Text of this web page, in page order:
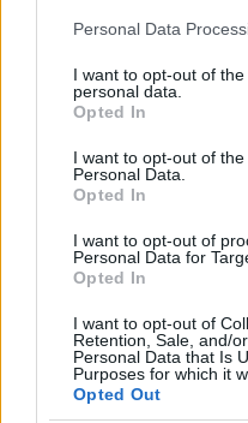
Please note that this
not limited to your visit or
grant or deny consent to
use your data for below
consent section.
Personal Data
I want to opt-out of
personal data.
Opted In
I want to opt-out of
Personal Data.
Opted In
I want to opt-out of
Personal Data for
Opted In
I want to opt-out of
Retention, Sale, and/
Personal Data that Is
Purposes for which it
Opted Out
Condividi l'articolo
F
a
ce
b
o
o
k
T
w
it
te
r
Pi
n
te
re
st
s
NOTIZIE RECENTI